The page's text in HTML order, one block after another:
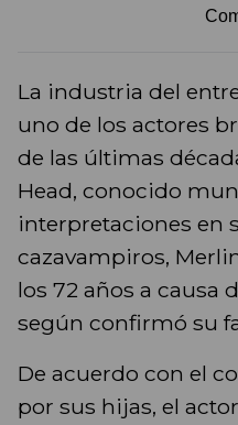
La industria del
uno de los actores
de las últimas
Head, conocido
interpretaciones en
cazavampiros,
los 72 años a causa
según confirmó su
De acuerdo con el
por sus hijas, el